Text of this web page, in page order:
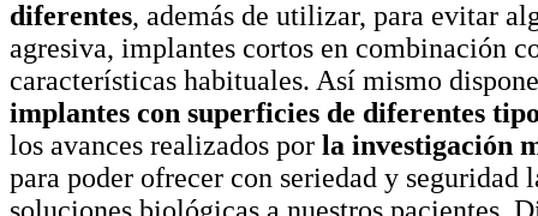
diferentes, además de utilizar, para evitar
agresiva, implantes cortos en combinación
características habituales. Así mismo
implantes con superficies de diferentes
los avances realizados por la investigación
para poder ofrecer con seriedad y seguridad
soluciones biológicas a nuestros pacientes.